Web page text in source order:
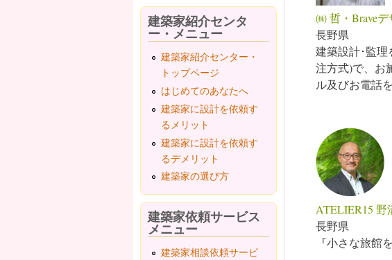
㈱ 哲・Brave
長野県
建築設計･監理
注方式)で、お
ル及びお電話
ATELIER15 野
長野県
『小さな旅館
建築家紹介センタ
ー・メニュー
建築家紹介センター・
トップページ
はじめてのあなたへ
建築家に設計を依頼す
るメリット
建築家に設計を依頼す
るデメリット
建築家の選び方
建築家依頼サービス
メニュー
建築家相談依頼サービ